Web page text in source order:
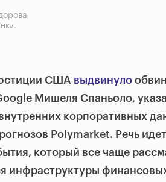
США выдвинуло
Мишеля Спаньоло,
корпоративных
Polymarket. Речь
который все чаще